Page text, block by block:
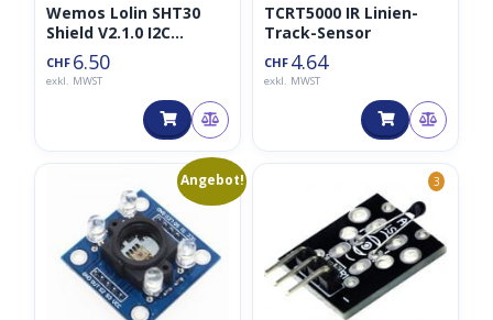
Wemos Lolin SHT30
Shield V2.1.0 I2C
digitaler
Temperatursensor
und
Feuchtigkeitssensor
CHF 6.50
exkl. MWST
TCRT5000 IR Linien-
Track-Sensor
CHF 4.64
exkl. MWST
Angebot!
⮿
Ursprünglicher
CHF7.43
CHF7.00.
3